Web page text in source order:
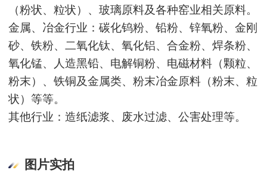
（粉状、粒状）、玻璃原料及各种窑业相关原料。
金属、冶金行业：碳化钨粉、铅粉、锌氧粉、金刚
砂、铁粉、二氧化钛、氧化铝、合金粉、焊条粉、
氧化锰、人造黑铅、电解铜粉、电磁材料（颗粒、
粉末）、铁铜及金属类、粉末冶金原料（粉末、粒
状）等等。
其他行业：造纸滤浆、废水过滤、公害处理等。
图片实拍